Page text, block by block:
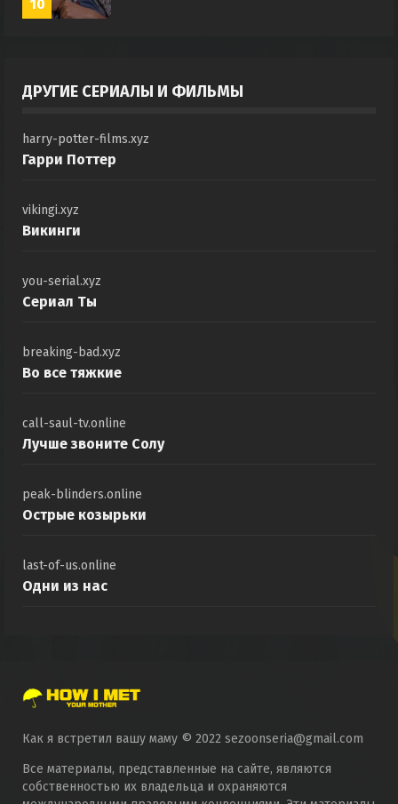
10
ДРУГИЕ СЕРИАЛЫ И ФИЛЬМЫ
harry-potter-films.xyz
Гарри Поттер
vikingi.xyz
Викинги
you-serial.xyz
Сериал Ты
breaking-bad.xyz
Во все тяжкие
call-saul-tv.online
Лучше звоните Солу
peak-blinders.online
Острые козырьки
last-of-us.online
Одни из нас
Как я встретил вашу маму © 2022 sezoonseria@gmail.com
Все материалы, представленные на сайте, являются
собственностью их владельца и охраняются